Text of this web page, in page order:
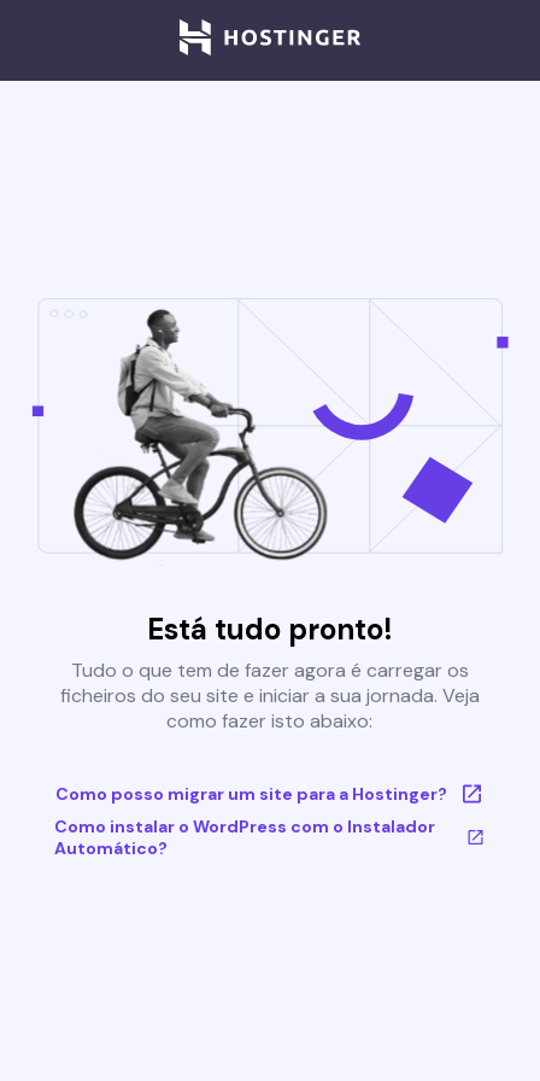
Está tudo pronto!
Tudo o que tem de fazer agora é carregar os
ficheiros do seu site e iniciar a sua jornada. Veja
como fazer isto abaixo:
Como posso migrar um site para a Hostinger?
Como instalar o WordPress com o Instalador
Automático?